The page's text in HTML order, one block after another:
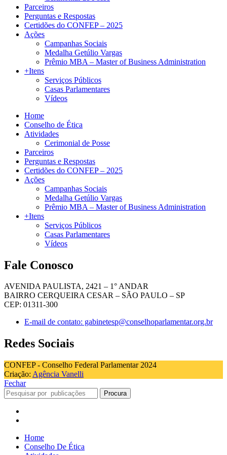
Parceiros
Perguntas e Respostas
Certidões do CONFEP – 2025
Ações
Campanhas Sociais
Medalha Getúlio Vargas
Prêmio MBA – Master of Business Administration
+Itens
Serviços Públicos
Casas Parlamentares
Vídeos
Home
Conselho de Ética
Atividades
Cerimonial de Posse
Parceiros
Perguntas e Respostas
Certidões do CONFEP – 2025
Ações
Campanhas Sociais
Medalha Getúlio Vargas
Prêmio MBA – Master of Business Administration
+Itens
Serviços Públicos
Casas Parlamentares
Vídeos
Fale Conosco
AVENIDA PAULISTA, 2421 – 1° ANDAR
BAIRRO CERQUEIRA CESAR – SÃO PAULO – SP
CEP: 01311-300
E-mail de contato: gabinetesp@conselhoparlamentar.org.br
Redes Sociais
CONFEP - Conselho Federal Parlamentar 2024
Criação: Agência Vanelli
Fechar
Procura
Home
Conselho De Ética